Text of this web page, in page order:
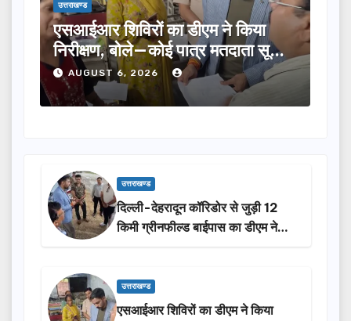
ने किया
सूची
उत्तराखण्ड
तीलू रौतेली पुरस्कार के लिए 13 महिलाओं
का चयन, 35 आंगनबाड़ी कार्यकर्तियां भी
होंगी सम्मानित…
AUGUST 6, 2026
उत्तराखण्ड
दिल्ली-देहरादून कॉरिडोर से जुड़ी 12
किमी ग्रीनफील्ड बाईपास का डीएम ने
किया निरीक्षण…
उत्तराखण्ड
एसआईआर शिविरों का डीएम ने किया